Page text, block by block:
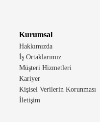
Kurumsal
Hakkımızda
İş Ortaklarımız
Müşteri Hizmetleri
Kariyer
Kişisel Verilerin Korunması
İletişim